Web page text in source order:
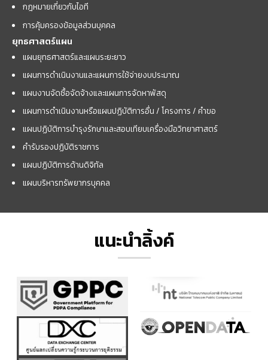
กฎหมายเกี่ยวกับไอที
การคุ้มครองข้อมูลส่วนบุคคล
ยุทธศาสตร์แผน
แผนยุทธศาสตร์และแผนระยะยาว
แผนการดำเนินงานและแผนการใช้จ่ายงบประมาณ
แผนงานจัดซื้อจัดจ้างและแผนการจัดหาพัสดุ
แผนการดำเนินงานหรือแผนปฏิบัติการอื่น / โครงการ / คำขอ
แผนปฏิบัติการบำรุงรักษาและสอบเทียบเครื่องมือวิทยาศาสตร์
คำรับรองปฏิบัติราชการ
แผนปฏิบัติการด้านดิจิทัล
แผนบริหารทรัพยากรบุคคล
แนะนำลิ้งค์